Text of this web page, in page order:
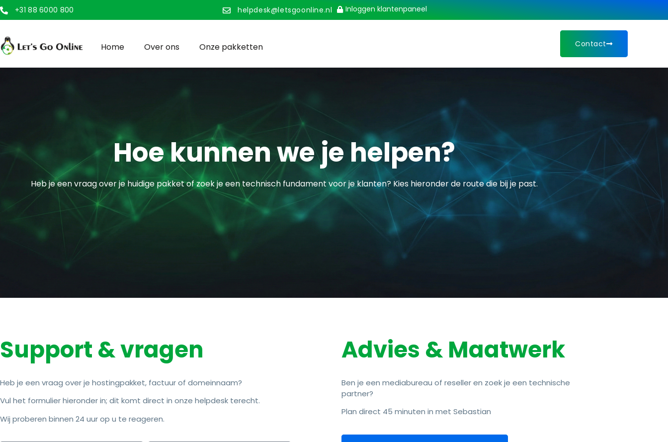
+31 88 6000 800 helpdesk@letsgoonline.nl Inloggen klantenpaneel
Home Over ons Onze pakketten Contact
Hoe kunnen we je helpen?
Heb je een vraag over je huidige pakket of zoek je een technisch fundament voor je klanten? Kies hieronder de route die bij je past.
Support & vragen
Heb je een vraag over je hostingpakket, factuur of domeinnaam?
Vul het formulier hieronder in; dit komt direct in onze helpdesk terecht.
Wij proberen binnen 24 uur op u te reageren.
Advies & Maatwerk
Ben je een mediabureau of reseller en zoek je een technische
partner?
Plan direct 45 minuten in met Sebastian